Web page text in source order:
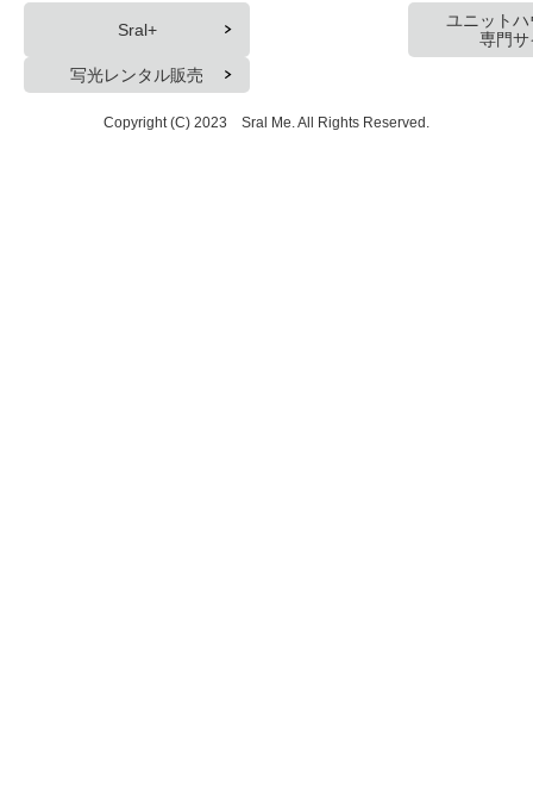
Sral+
ユニット
専門サ
写光レンタル販売
Copyright (C) 2023 Sral Me. All Rights Reserved.